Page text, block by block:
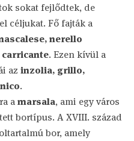
sokat fejlődtek, de
céljukat. Fő fajták a
nerello
carricante. Ezen kívül a
az inzolia, grillo,
.
amarsala, ami egy város
bortípus. A XVIII. század
bor, amely